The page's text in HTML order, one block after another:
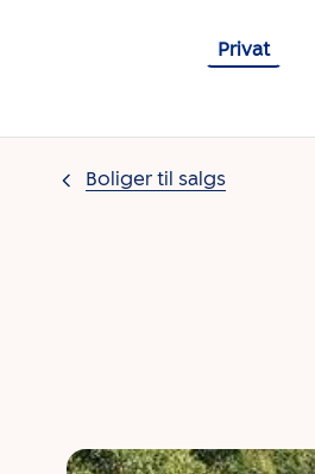
Privat
Boliger til salgs